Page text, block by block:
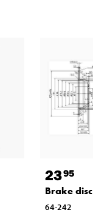
2395
Brake disc
64-242